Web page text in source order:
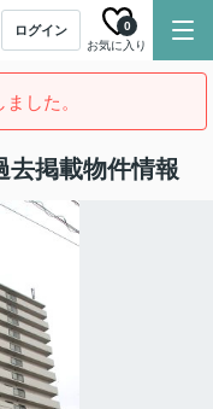
ログイン
お気に入り
0
した。
去掲載物件情報